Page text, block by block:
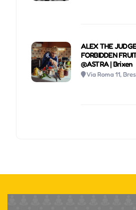
ALEX THE
FORBIDDEN
@ASTRA | Brixen
Via Roma 11,